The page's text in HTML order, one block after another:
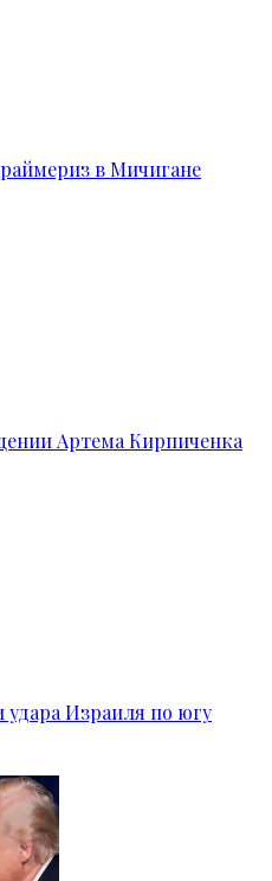
в Мичигане
Артема Кирпиченка
удара Израиля по югу